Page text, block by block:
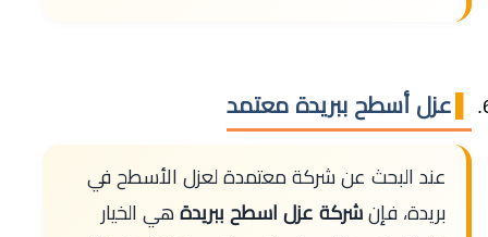
عزل أسطح ببريدة معتمد
عند البحث عن شركة معتمدة لعزل الأسطح في
بريدة، فإن شركة عزل اسطح ببريدة هي الخيار